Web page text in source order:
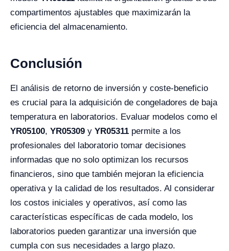
compartimentos ajustables que maximizarán la
eficiencia del almacenamiento.
Conclusión
El análisis de retorno de inversión y coste-beneficio
es crucial para la adquisición de congeladores de baja
temperatura en laboratorios. Evaluar modelos como el
YR05100, YR05309 y YR05311 permite a los
profesionales del laboratorio tomar decisiones
informadas que no solo optimizan los recursos
financieros, sino que también mejoran la eficiencia
operativa y la calidad de los resultados. Al considerar
los costos iniciales y operativos, así como las
características específicas de cada modelo, los
laboratorios pueden garantizar una inversión que
cumpla con sus necesidades a largo plazo.